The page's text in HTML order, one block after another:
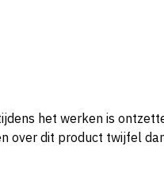
het werken is
over dit product twijfel